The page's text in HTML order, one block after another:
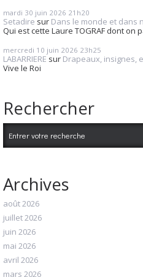
mardi 30 juin 2026 21h20
Setadire sur Dans le monde et dans
Qui est cette Laure TOGRAF dont on
mercredi 10 juin 2026 23h25
LABARRIERE sur Drapeaux, insignes,
Vive le Roi
Rechercher
Archives
août 2026
juillet 2026
juin 2026
mai 2026
avril 2026
mars 2026